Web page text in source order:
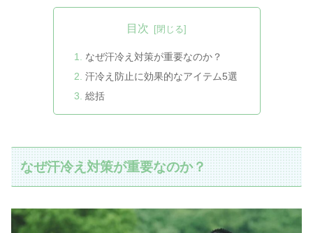
目次
なぜ汗冷え対策が重要なのか？
汗冷え防止に効果的なアイテム5選
総括
なぜ汗冷え対策が重要なのか？